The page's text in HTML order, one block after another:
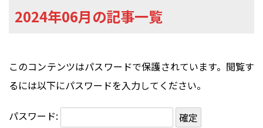
2024年06月の記事一覧
このコンテンツはパスワードで保護されています。閲覧す
るには以下にパスワードを入力してください。
パスワード: